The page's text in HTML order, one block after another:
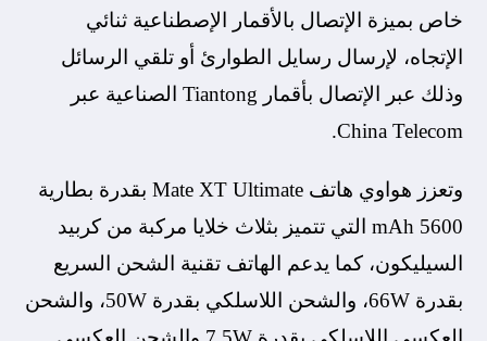
خاص بميزة الإتصال بالأقمار الإصطناعية ثنائي
الإتجاه، لإرسال رسايل الطوارئ أو تلقي الرسائل
وذلك عبر الإتصال بأقمار Tiantong الصناعية عبر
China Telecom.
وتعزز هواوي هاتف Mate XT Ultimate بقدرة بطارية
5600 mAh التي تتميز بثلاث خلايا مركبة من كربيد
السيليكون، كما يدعم الهاتف تقنية الشحن السريع
بقدرة 66W، والشحن اللاسلكي بقدرة 50W، والشحن